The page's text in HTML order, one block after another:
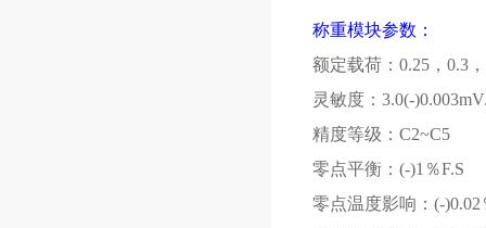
称重模块参数：
额定载荷：0.25， 0.3 ，
灵敏度：3.0(-
精度等级：C2~C5
零点平衡：(-)1％F.S
零点温度影响：(-)0.02